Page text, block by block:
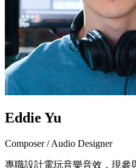
Eddie Yu
Composer / Audio Designer
專職設計電玩音樂音效，現參